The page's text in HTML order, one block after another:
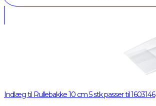
Indlæg til Rullebakke 10 cm 5 stk passer til 1603146